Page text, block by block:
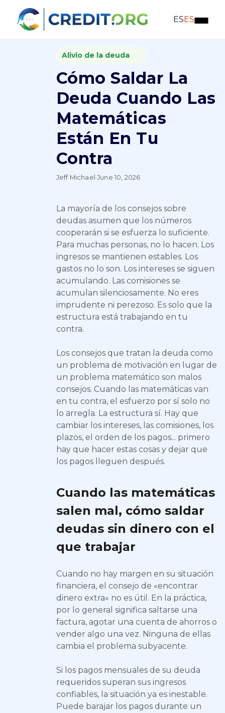
ESES
Alivio de la deuda
Cómo Saldar La
Deuda Cuando Las
Matemáticas
Están En Tu
Contra
Jeff Michael ·June 10, 2026
La mayoría de los consejos sobre
deudas asumen que los números
cooperarán si se esfuerza lo suficiente.
Para muchas personas, no lo hacen. Los
ingresos se mantienen estables. Los
gastos no lo son. Los intereses se siguen
acumulando. Las comisiones se
acumulan silenciosamente. No eres
imprudente ni perezoso. Es solo que la
estructura está trabajando en tu
contra.
Los consejos que tratan la deuda como
un problema de motivación en lugar de
un problema matemático son malos
consejos. Cuando las matemáticas van
en tu contra, el esfuerzo por sí solo no
lo arregla. La estructura sí. Hay que
cambiar los intereses, las comisiones, los
plazos, el orden de los pagos... primero
hay que hacer estas cosas y dejar que
los pagos lleguen después.
Cuando las matemáticas
salen mal, cómo saldar
deudas sin dinero con el
que trabajar
Cuando no hay margen en su situación
financiera, el consejo de «encontrar
dinero extra» no es útil. En la práctica,
por lo general significa saltarse una
factura, agotar una cuenta de ahorros o
vender algo una vez. Ninguna de ellas
cambia el problema subyacente.
Si los pagos mensuales de su deuda
requeridos superan sus ingresos
confiables, la situación ya es inestable.
Puede barajar los pagos durante un